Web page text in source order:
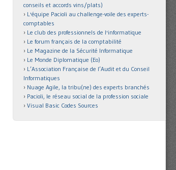
conseils et accords vins/plats)
L'équipe Pacioli au challenge-voile des experts-
comptables
Le club des professionnels de l'informatique
Le forum français de la comptabilité
Le Magazine de la Sécurité Informatique
Le Monde Diplomatique (Eo)
L’Association Française de l’Audit et du Conseil
Informatiques
Nuage Agile, la tribu(ne) des experts branchés
Pacioli, le réseau social de la profession sociale
Visual Basic Codes Sources